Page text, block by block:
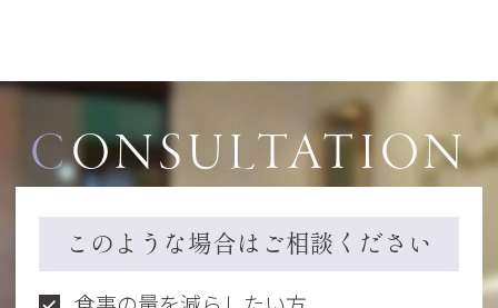
CONSULTATION
このような場合はご相談ください